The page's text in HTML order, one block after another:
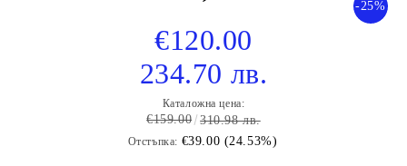
-25%
€120.00
234.70 лв.
Каталожна цена:
€159.00 310.98 лв.
Отстъпка: €39.00 (24.53%)